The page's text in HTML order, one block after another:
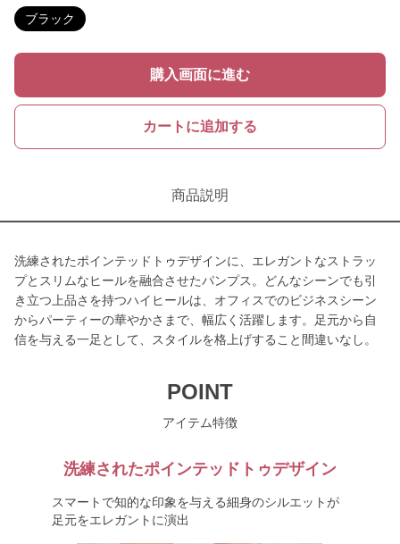
ブラック
購入画面に進む
カートに追加する
商品説明
洗練されたポインテッドトゥデザインに、エレガントなストラッ
プとスリムなヒールを融合させたパンプス。どんなシーンでも引
き立つ上品さを持つハイヒールは、オフィスでのビジネスシーン
からパーティーの華やかさまで、幅広く活躍します。足元から自
信を与える一足として、スタイルを格上げすること間違いなし。
POINT
アイテム特徴
洗練されたポインテッドトゥデザイン
スマートで知的な印象を与える細身のシルエットが
足元をエレガントに演出